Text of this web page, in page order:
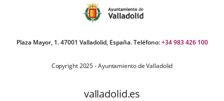
Plaza Mayor, 1. 47001 Valladolid, España. Teléfono:+34 983 426 100
Copyright 2025 - Ayuntamiento de Valladolid
valladolid.es